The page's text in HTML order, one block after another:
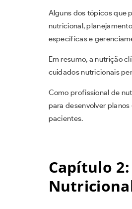
Alguns dos tópicos que
nutricional,
específicas e
Em resumo, a nutrição
cuidados nutricionais
Como profissional de
para desenvolver planos
pacientes.
Capítulo